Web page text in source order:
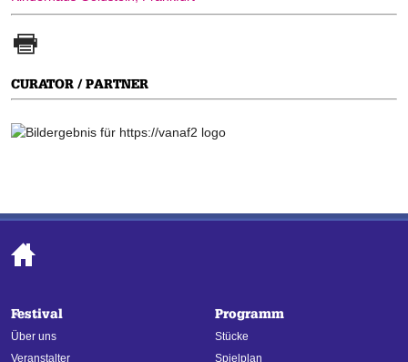
CURATOR / PARTNER
Festival
Über uns
Veranstalter
Programm
Stücke
Spielplan